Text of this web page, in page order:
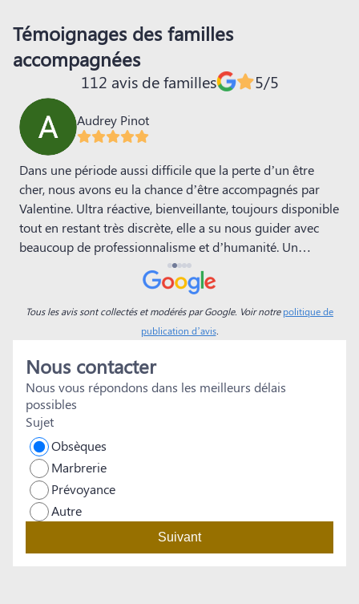
Témoignages des familles
accompagnées
112 avis de familles 5/5
Audrey Pinot
Dans une période aussi difficile que la perte d’un être
cher, nous avons eu la chance d’être accompagnés par
Valentine. Ultra réactive, bienveillante, toujours disponible
tout en restant très discrète, elle a su nous guider avec
beaucoup de professionnalisme et d’humanité. Un
immense merci pour son soutien et son
accompagnement précieux.
Tous les avis sont collectés et modérés par Google. Voir notrepolitique de
publication d’avis.
Nous contacter
Nous vous répondons dans les meilleurs délais
possibles
Sujet
Obsèques
Marbrerie
Prévoyance
Autre
Suivant